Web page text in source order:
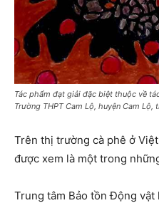
Tác phẩm đạt giải đặc biệt thuộc về
Trường THPT Cam Lộ, huyện Cam Lộ,
Trên thị trường cà phê ở
được xem là một trong
Trung tâm Bảo tồn Động vật